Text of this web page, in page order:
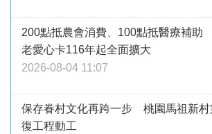
200點抵農會消費、100點抵醫療補助
老愛心卡116年起全面擴大
2026-08-04 11:07
保存眷村文化再跨一步 桃園馬祖新村
復工程動工